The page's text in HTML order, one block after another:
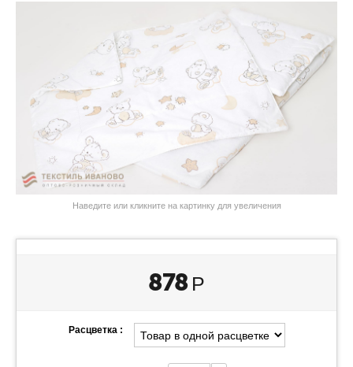
Наведите или кликните на картинку для увеличения
878 Р
Расцветка :